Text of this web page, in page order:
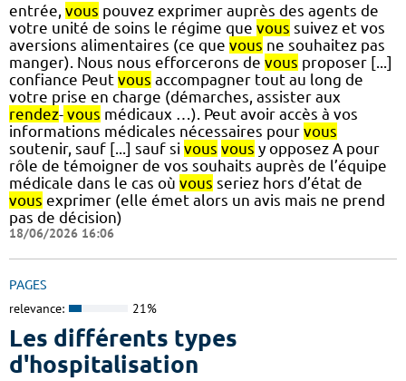
entrée, vous pouvez exprimer auprès des agents de
votre unité de soins le régime que vous suivez et vos
aversions alimentaires (ce que vous ne souhaitez pas
manger). Nous nous efforcerons de vous proposer [...]
confiance Peut vous accompagner tout au long de
votre prise en charge (démarches, assister aux
rendez- vous médicaux …). Peut avoir accès à vos
informations médicales nécessaires pour vous
soutenir, sauf [...] sauf si vous vous y opposez A pour
rôle de témoigner de vos souhaits auprès de l’équipe
médicale dans le cas où vous seriez hors d’état de
vous exprimer (elle émet alors un avis mais ne prend
pas de décision)
18/06/2026 16:06
PAGES
relevance: 21%
Les différents types
d'hospitalisation